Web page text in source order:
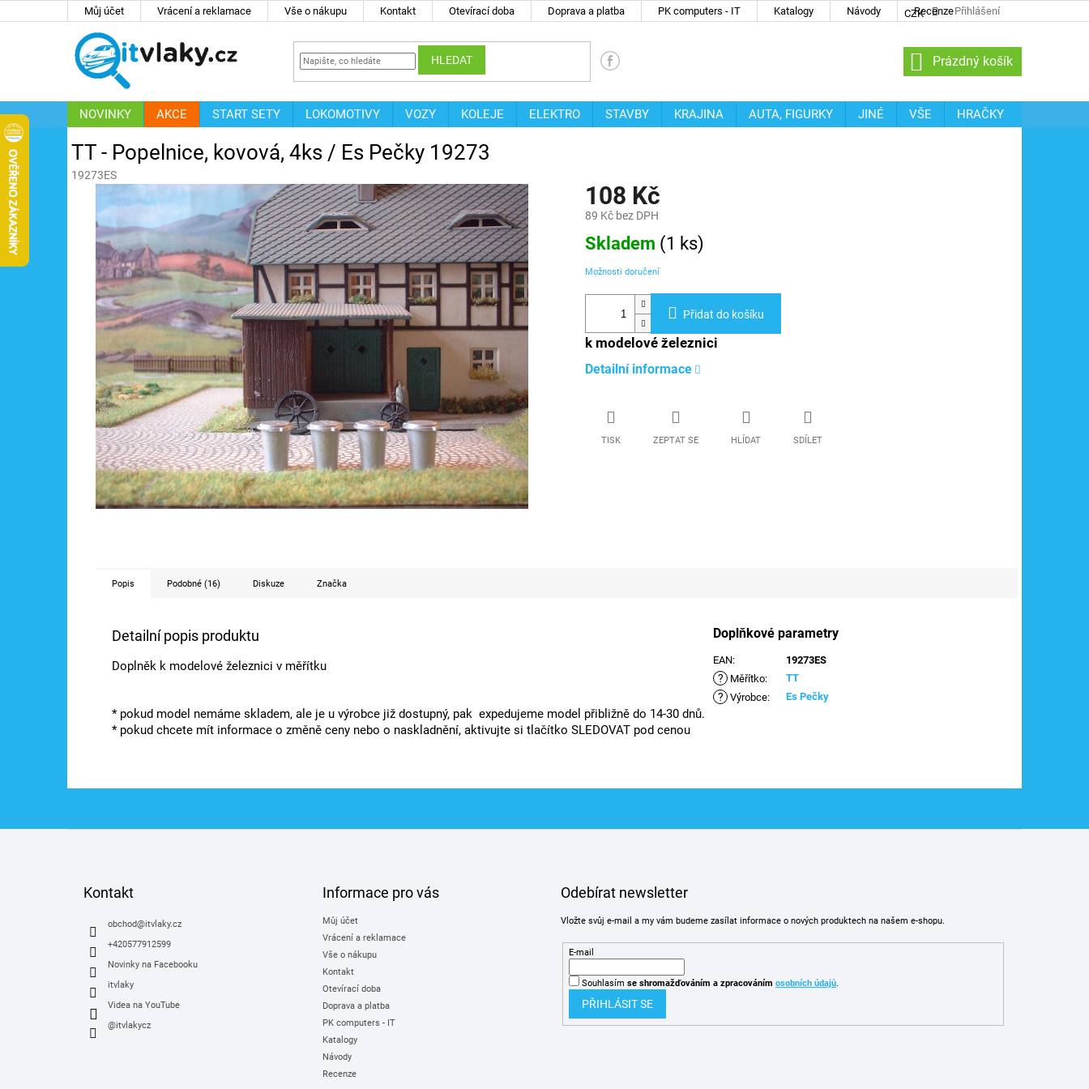
Můj účet Vrácení a reklamace Vše o nákupu Kontakt Otevírací doba Doprava a platba PK computers - IT Katalogy Návody Recenze
CZK Přihlášení
HLEDAT
NÁKUPNÍ
KOŠÍK
Prázdný košík
NOVINKY AKCE START SETY LOKOMOTIVY VOZY KOLEJE ELEKTRO STAVBY KRAJINA AUTA, FIGURKY JINÉ VŠE
HRAČKY
ZNAČKY
TT - Popelnice, kovová, 4ks / Es Pečky 19273
19273ES
108 Kč
89 Kč bez DPH
Měrná
cena:
Skladem (1 ks)
Možnosti doručení
Přidat do košíku
k modelové železnici
Detailní informace
TISK ZEPTAT SE HLÍDAT SDÍLET
Popis Podobné (16) Diskuze Značka
Detailní popis produktu
Doplněk k modelové železnici v měřítku
* pokud model nemáme skladem, ale je u výrobce již dostupný, pak expedujeme model přibližně do 14-30 dnů.
* pokud chcete mít informace o změně ceny nebo o naskladnění, aktivujte si tlačítko SLEDOVAT pod cenou
Doplňkové parametry
EAN: 19273ES
? Měřítko: TT
? Výrobce: Es Pečky
Kontakt
obchod@itvlaky.cz
+420577912599
Novinky na Facebooku
itvlaky
Videa na YouTube
@itvlakycz
Informace pro vás
Můj účet
Vrácení a reklamace
Vše o nákupu
Kontakt
Otevírací doba
Doprava a platba
PK computers - IT
Katalogy
Návody
Recenze
Odebírat newsletter
Vložte svůj e-mail a my vám budeme zasílat informace o nových produktech na našem e-shopu.
E-mail
Souhlasím se shromažďováním a zpracováním osobních údajů.
PŘIHLÁSIT SE